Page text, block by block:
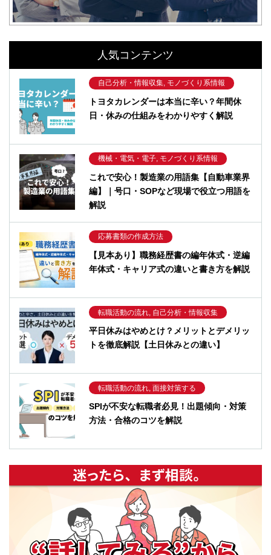
人気コンテンツ
自己分析・情報収集, モノづくり系情報
トヨタカレンダーは本当に辛い？年間休
日・休みの仕組みをわかりやすく解説
機械・電気・電子, モノづくり系情報
これで安心！製造業の用語集【自動車業界
編】｜号口・SOPなど現場で役立つ用語を
解説
応募書類の作成方法
【見本あり】職務経歴書の編年体式・逆編
年体式・キャリア式の違いと書き方を解説
転職活動の流れ, 自己分析・情報収集
平日休みはやめとけ？メリットとデメリッ
トを徹底解説【土日休みとの違い】
転職活動の流れ, 面接対策する
SPIが不安な転職者必見！出題傾向・対策
方法・合格のコツを解説